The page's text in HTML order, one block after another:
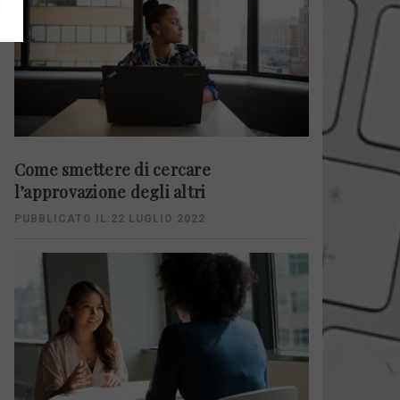
Come smettere di cercare
l’approvazione degli altri
PUBBLICATO IL:22 LUGLIO 2022